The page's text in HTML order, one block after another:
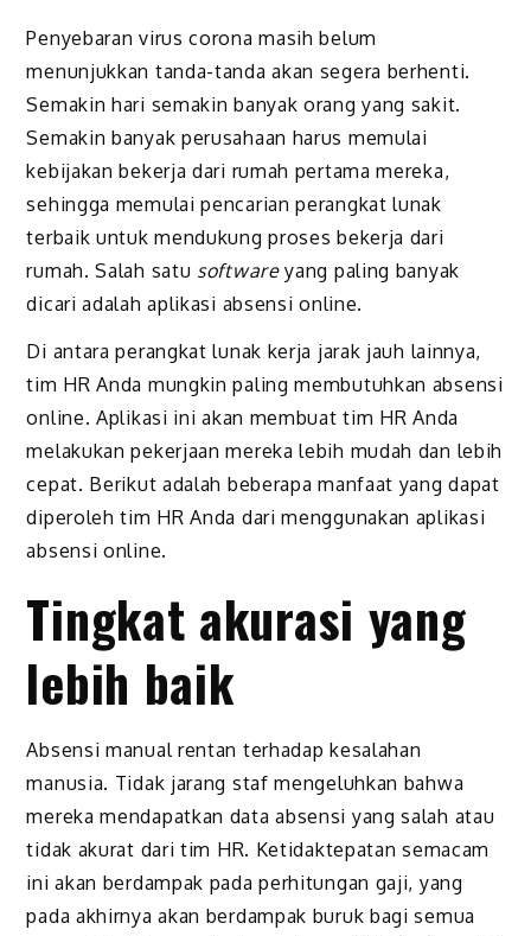
Penyebaran virus corona masih belum
menunjukkan tanda-tanda akan segera berhenti.
Semakin hari semakin banyak orang yang sakit.
Semakin banyak perusahaan harus memulai
kebijakan bekerja dari rumah pertama mereka,
sehingga memulai pencarian perangkat lunak
terbaik untuk mendukung proses bekerja dari
rumah. Salah satu softwareyang paling banyak
dicari adalah aplikasi absensi online.
Di antara perangkat lunak kerja jarak jauh lainnya,
tim HR Anda mungkin paling membutuhkan absensi
online. Aplikasi ini akan membuat tim HR Anda
melakukan pekerjaan mereka lebih mudah dan lebih
cepat. Berikut adalah beberapa manfaat yang dapat
diperoleh tim HR Anda dari menggunakan aplikasi
absensi online.
Tingkat akurasi yang
lebih baik
Absensi manual rentan terhadap kesalahan
manusia. Tidak jarang staf mengeluhkan bahwa
mereka mendapatkan data absensi yang salah atau
tidak akurat dari tim HR. Ketidaktepatan semacam
ini akan berdampak pada perhitungan gaji, yang
pada akhirnya akan berdampak buruk bagi semua